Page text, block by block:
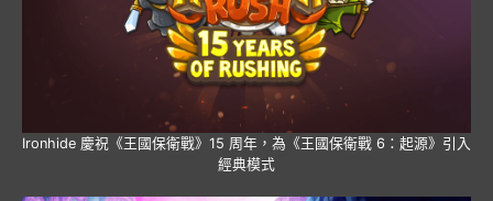
Ironhide 慶祝《王國保衛戰》15 周年，為《王國保衛戰 6：起源》引入
經典模式